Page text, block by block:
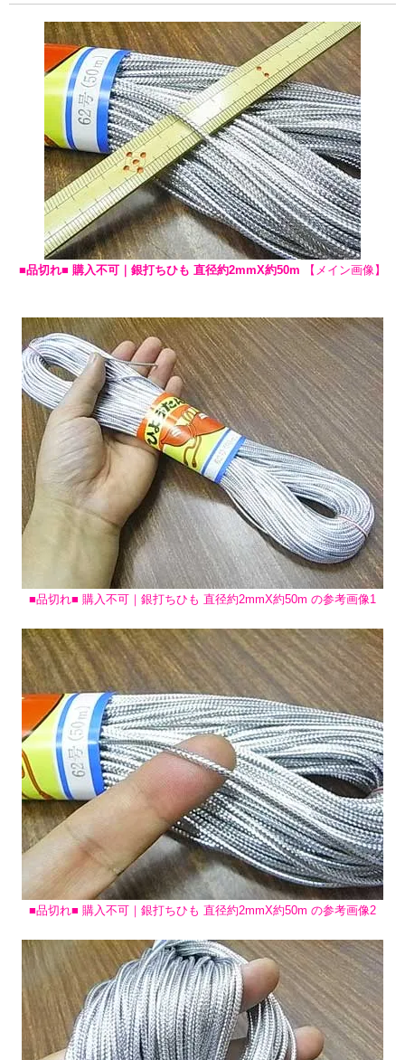
■品切れ■ 購入不可｜銀打ちひも 直径約2mmX約50m 【メイン画像】
■品切れ■ 購入不可｜銀打ちひも 直径約2mmX約50m の参考画像1
■品切れ■ 購入不可｜銀打ちひも 直径約2mmX約50m の参考画像2